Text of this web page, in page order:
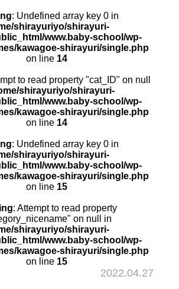
: Undefined array key 0 in
shirayuriyo/shirayuri-
www.baby-school/wp-
kawagoe-shirayuri/single.php
on line 14
to read property "cat_ID" on null
shirayuriyo/shirayuri-
www.baby-school/wp-
kawagoe-shirayuri/single.php
on line 14
: Undefined array key 0 in
shirayuriyo/shirayuri-
www.baby-school/wp-
kawagoe-shirayuri/single.php
on line 15
: Attempt to read property
on null in
shirayuriyo/shirayuri-
www.baby-school/wp-
kawagoe-shirayuri/single.php
on line 15
2022.04.27